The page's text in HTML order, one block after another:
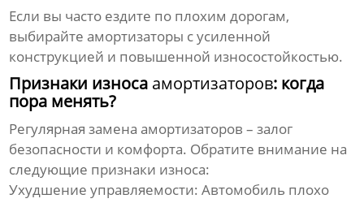
Если вы часто ездите по плохим дорогам,
выбирайтеамортизаторы с усиленной
конструкцией и повышенной износостойкостью.
Признаки износа амортизаторов: когда
пора менять?
Регулярная заменаамортизаторов – залог
безопасности и комфорта. Обратите внимание на
следующие признаки износа:
Ухудшение управляемости: Автомобиль плохо